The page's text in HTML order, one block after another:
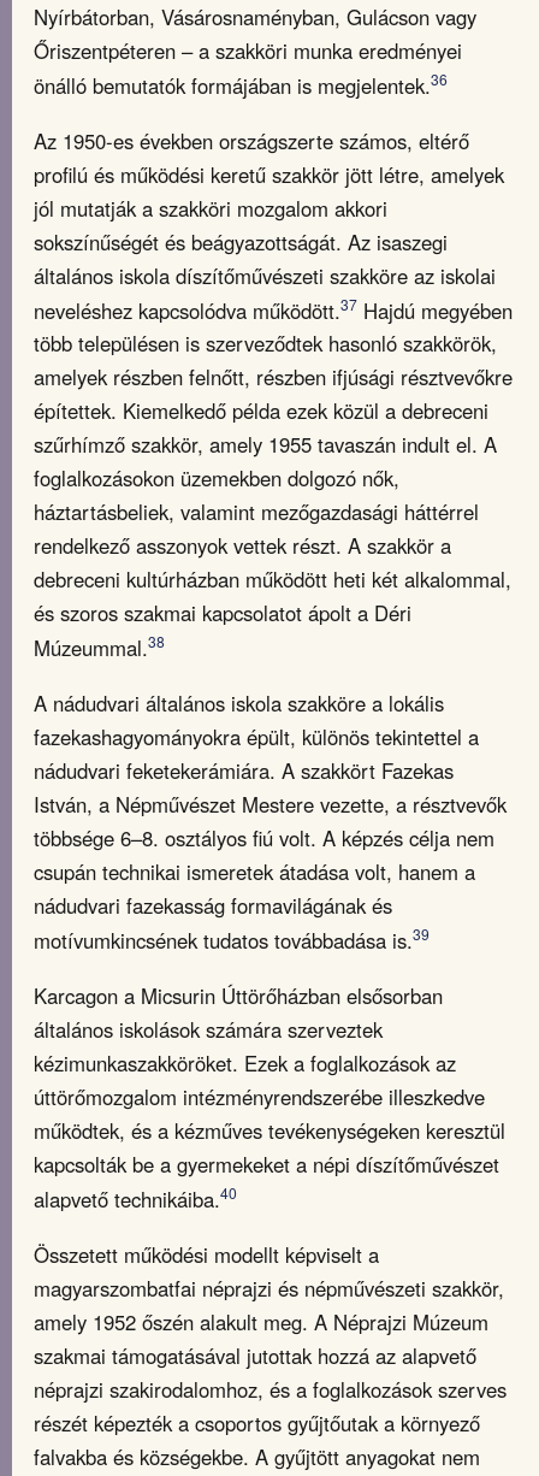
Nyírbátorban, Vásárosnaményban, Gulácson vagy
Őriszentpéteren – a szakköri munka eredményei
önálló bemutatók formájában is megjelentek.36
Az 1950-es években országszerte számos, eltérő
profilú és működési keretű szakkör jött létre, amelyek
jól mutatják a szakköri mozgalom akkori
sokszínűségét és beágyazottságát. Az isaszegi
általános iskola díszítőművészeti szakköre az iskolai
neveléshez kapcsolódva működött.37 Hajdú megyében
több településen is szerveződtek hasonló szakkörök,
amelyek részben felnőtt, részben ifjúsági résztvevőkre
építettek. Kiemelkedő példa ezek közül a debreceni
szűrhímző szakkör, amely 1955 tavaszán indult el. A
foglalkozásokon üzemekben dolgozó nők,
háztartásbeliek, valamint mezőgazdasági háttérrel
rendelkező asszonyok vettek részt. A szakkör a
debreceni kultúrházban működött heti két alkalommal,
és szoros szakmai kapcsolatot ápolt a Déri
Múzeummal.38
A nádudvari általános iskola szakköre a lokális
fazekashagyományokra épült, különös tekintettel a
nádudvari feketekerámiára. A szakkört Fazekas
István, a Népművészet Mestere vezette, a résztvevők
többsége 6–8. osztályos fiú volt. A képzés célja nem
csupán technikai ismeretek átadása volt, hanem a
nádudvari fazekasság formavilágának és
motívumkincsének tudatos továbbadása is.39
Karcagon a Micsurin Úttörőházban elsősorban
általános iskolások számára szerveztek
kézimunkaszakköröket. Ezek a foglalkozások az
úttörőmozgalom intézményrendszerébe illeszkedve
működtek, és a kézműves tevékenységeken keresztül
kapcsolták be a gyermekeket a népi díszítőművészet
alapvető technikáiba.40
Összetett működési modellt képviselt a
magyarszombatfai néprajzi és népművészeti szakkör,
amely 1952 őszén alakult meg. A Néprajzi Múzeum
szakmai támogatásával jutottak hozzá az alapvető
néprajzi szakirodalomhoz, és a foglalkozások szerves
részét képezték a csoportos gyűjtőutak a környező
falvakba és községekbe. A gyűjtött anyagokat nem